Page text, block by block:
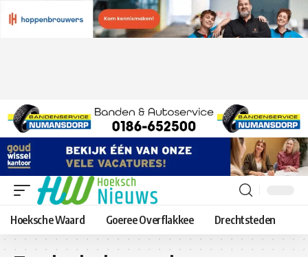
Hoeksche Waard Goeree Overflakkee Drechtsteden